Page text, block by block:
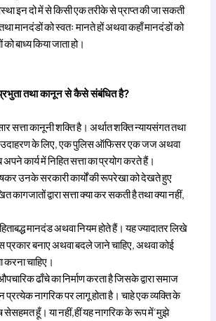
इन दो में से किसी एक तरीके से प्राप्त की जा सकती
मानदंडों को स्वतः मानते हों अथवा कहाँ मानदंडों को
बाध्य किया जाता हो।
प्रभुता तथा कानून से कैसे संबंधित है?
सत्ता कानूनी शक्ति है। अर्थात शक्ति न्यायसंगत तथा
उदाहरण के लिए, एक पुलिस ऑफिसर एक जज अथवा
कार्य में निहित सत्ता का प्रयोग करते हैं।
उनके सरकारी कार्यों की रूपरेखा को देखते हुए
कागजातों द्वारा सत्ता क्या कर सकती है तथा क्या नहीं,
मानदंड अथवा नियम होते हैं। यह ज्यादातर लिखे
प्रकार बनाए अथवा बदले जाने चाहिए, अथवा कोई
करना चाहिए।
ढाँचे का निर्माण करता है जिसके द्वारा समाज
प्रत्येक नागरिक पर लागू होता है। चाहे एक व्यक्ति के
सेसहमत हूँ। या नहीं,हीं यह नागरिक के रूप में‘मुझे